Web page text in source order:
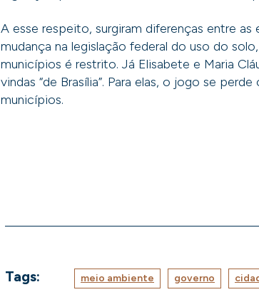
A esse respeito, surgiram diferenças entre
mudança na legislação federal do uso do
municípios é restrito. Já Elisabete e Maria
vindas “de Brasília”. Para elas, o jogo se
municípios.
Tags: meio ambiente governo